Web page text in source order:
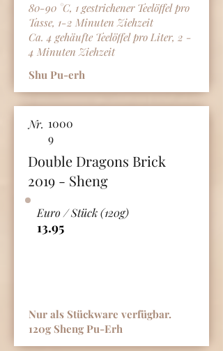
80-90 °C, 1 gestrichener Teelöffel pro
Tasse, 1-2 Minuten Ziehzeit
Ca. 4 gehäufte Teelöffel pro Liter, 2 -
4 Minuten Ziehzeit
Shu Pu-erh
1000
9
Nr.
Double Dragons Brick
2019 - Sheng
13.95
Euro / Stück (120g)
Nur als Stückware verfügbar.
120g Sheng Pu-Erh